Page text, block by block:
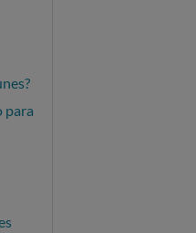
para